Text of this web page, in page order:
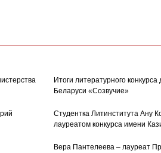
Итоги литературного конкурса
Беларуси «Созвучие»
Студентка Литинститута Ану
лауреатом конкурса имени
Вера Пантелеева – лауреат